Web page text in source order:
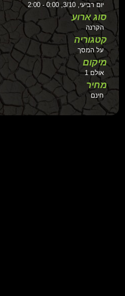
יום רביעי, 3/10, 0:00 - 2:00
סוג ארוע
הקרנה
קטגוריה
על המסך
מיקום
אולם 1
מחיר
חינם